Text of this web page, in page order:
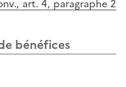
art. 4, paragraphe 2
bénéfices